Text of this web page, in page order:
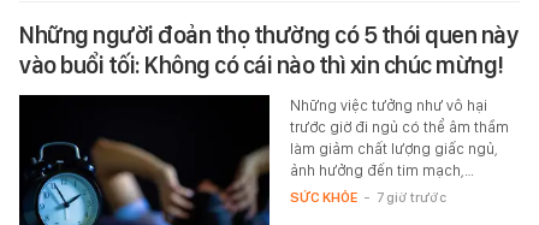
Những người đoản thọ thường có 5 thói quen này
vào buổi tối: Không có cái nào thì xin chúc mừng!
Những việc tưởng như vô hại
trước giờ đi ngủ có thể âm thầm
làm giảm chất lượng giấc ngủ,
ảnh hưởng đến tim mạch,…
SỨC KHỎE - 7 giờ trước